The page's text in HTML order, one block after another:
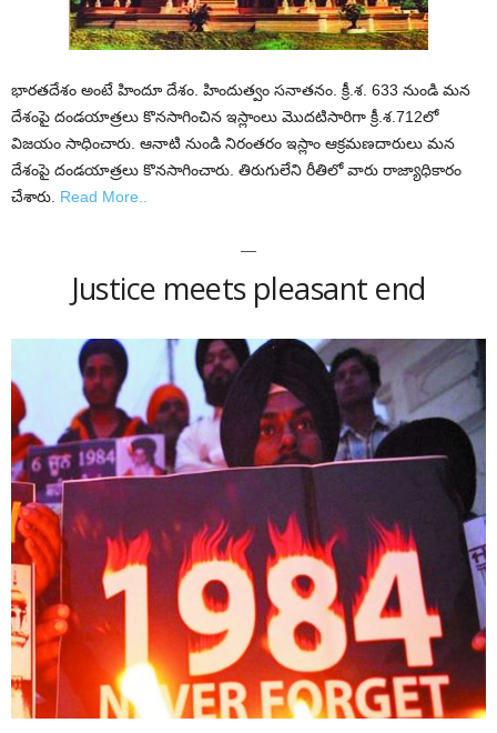
భారతదేశం అంటే హిందూ దేశం. హిందుత్వం సనాతనం. క్రీ.శ. 633 నుండి మన
దేశంపై దండయాత్రలు కొనసాగించిన ఇస్లాంలు మొదటిసారిగా క్రీ.శ.712లో
విజయం సాధించారు. ఆనాటి నుండి నిరంతరం ఇస్లాం ఆక్రమణదారులు మన
దేశంపై దండయాత్రలు కొనసాగించారు. తిరుగులేని రీతిలో వారు రాజ్యాధికారం
చేశారు. Read More..
—
Justice meets pleasant end